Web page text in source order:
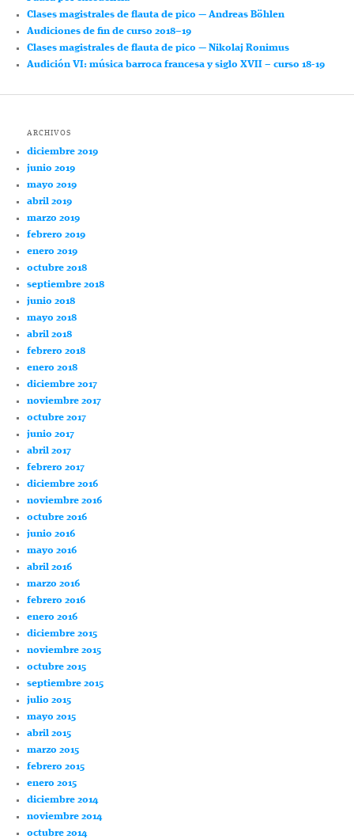
Clases magistrales de flauta de pico — Andreas Böhlen
Audiciones de fin de curso 2018–19
Clases magistrales de flauta de pico — Nikolaj Ronimus
Audición VI: música barroca francesa y siglo XVII – curso 18-19
ARCHIVOS
diciembre 2019
junio 2019
mayo 2019
abril 2019
marzo 2019
febrero 2019
enero 2019
octubre 2018
septiembre 2018
junio 2018
mayo 2018
abril 2018
febrero 2018
enero 2018
diciembre 2017
noviembre 2017
octubre 2017
junio 2017
abril 2017
febrero 2017
diciembre 2016
noviembre 2016
octubre 2016
junio 2016
mayo 2016
abril 2016
marzo 2016
febrero 2016
enero 2016
diciembre 2015
noviembre 2015
octubre 2015
septiembre 2015
julio 2015
mayo 2015
abril 2015
marzo 2015
febrero 2015
enero 2015
diciembre 2014
noviembre 2014
octubre 2014